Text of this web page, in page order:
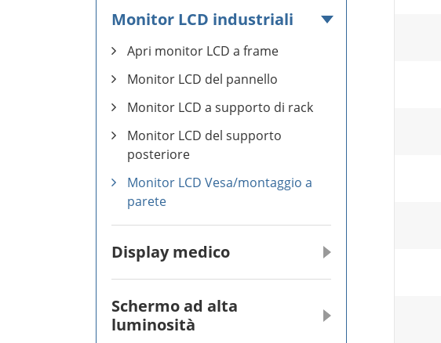
Monitor LCD industriali
Apri monitor LCD a frame
Monitor LCD del pannello
Monitor LCD a supporto di rack
Monitor LCD del supporto
posteriore
Monitor LCD Vesa/montaggio a
parete
Display medico
Schermo ad alta
luminosità